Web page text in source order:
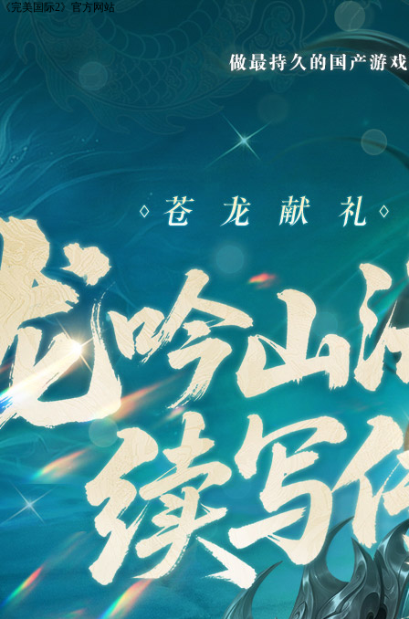
《完美国际2》官方网站